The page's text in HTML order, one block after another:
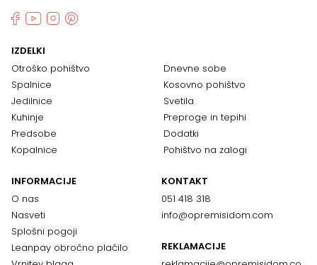
IZDELKI
Otroško pohištvo
Spalnice
Jedilnice
Kuhinje
Predsobe
Kopalnice
Dnevne sobe
Kosovno pohištvo
Svetila
Preproge in tepihi
Dodatki
Pohištvo na zalogi
INFORMACIJE
O nas
Nasveti
Splošni pogoji
Leanpay obročno plačilo
KONTAKT
051 418 318
info@opremisidom.com
REKLAMACIJE